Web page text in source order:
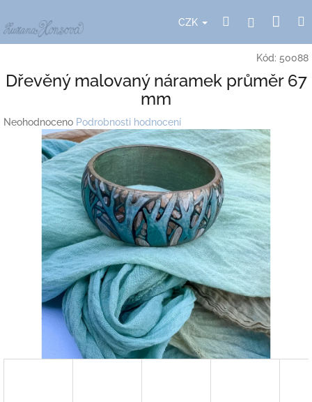
na
obsah
CZK HledatPřihlášení
Kód: 50088
Dřevěný malovaný náramek průměr 67
mm
Průměrné
hodnocení
produktu
hvězdiček.
Neohodnoceno Podrobnosti hodnocení